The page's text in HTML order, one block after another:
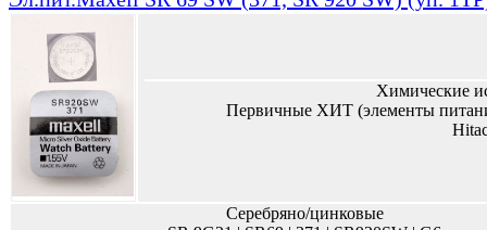
Химические
Первичные ХИТ (элементы
Серебряно/цинковые